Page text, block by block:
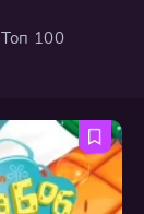
Топ 100